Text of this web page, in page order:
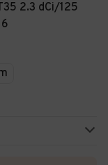
2.3 dCi/125